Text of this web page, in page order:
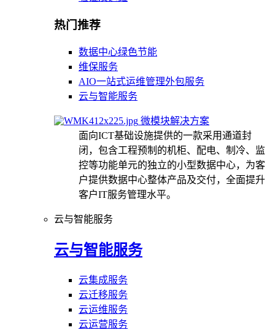
热门推荐
数据中心绿色节能
维保服务
AIO一站式运维管理外包服务
云与智能服务
微模块解决方案
面向ICT基础设施提供的一款采用通道封
闭，包含工程预制的机柜、配电、制冷、监
控等功能单元的独立的小型数据中心，为客
户提供数据中心整体产品及交付，全面提升
客户IT服务管理水平。
云与智能服务
云与智能服务
云集成服务
云迁移服务
云运维服务
云运营服务